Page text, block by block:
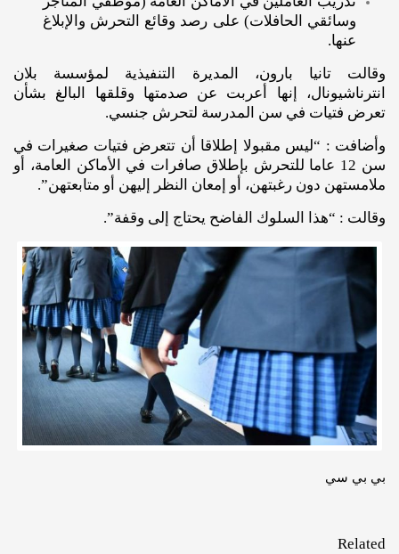
وسائقي الحافلات) على رصد وقائع التحرش والإبلاغ
عنها.
وقالت تانيا بارون، المديرة التنفيذية لمؤسسة بلان
انترناشيونال، إنها أعربت عن صدمتها وقلقها البالغ بشأن
تعرض فتيات في سن المدرسة لتحرش جنسي.
وأضافت : “ليس مقبولا إطلاقا أن تتعرض فتيات صغيرات في
سن 12 عاما للتحرش بإطلاق صافرات في الأماكن العامة، أو
ملامستهن دون رغبتهن، أو إمعان النظر إليهن أو متابعتهن”.
وقالت : “هذا السلوك الفاضح يحتاج إلى وقفة”.
بي بي سي
Related